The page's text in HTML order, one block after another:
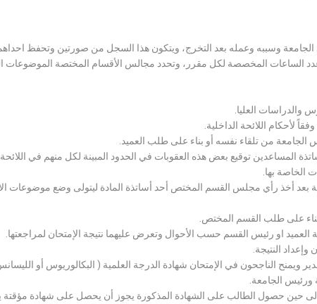
وسببه وعمله بعد التخرج، ويتكون هذا السجل من صورتين وتحفظ
وعدد الساعات المخصصة لكل مقرر، وتحدد مجالس الأقسام المختصة
والدراسات العليا.
لأحكام اللائحة الداخلية.
من تلقاء نفسه أو بناء على طلب العميد.
المساعدين توقيع بعض هذه العقوبات في الحدود المبينة لكل منهم في اللائحة
الخاصة بها.
بعد أخذ رأي مجلس القسم المختص أحد أساتذة المادة ليتولى وضع موضوعات
على طلب القسم المختص.
او رئيس القسم حسب الأحوال وتعرض عليهما نتيجة الإمتحان لمراجعتها.
النتيجة.
ويمنح الناجحون في الإمتحان شهادة الدرجة العلمية ( البكالوريوس أو الليسانس
ورئيس الجامعة.
حين حصول الطالب على الشهادة المذكورة يجوز أن يحصل على شهادة مؤقتة